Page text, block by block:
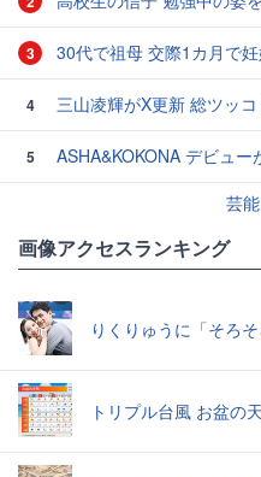
3 30代で祖母 交際1カ月で
4 三山凌輝がX更新 総ツッコ
5
ASHA&KOKONA デビュー
芸
画像アクセスランキング
りくりゅうに「そろそ
トリプル台風 お盆の